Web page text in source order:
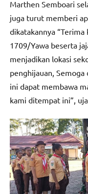
Marthen Semboari
juga turut memberi
dikatakannya “Terima
1709/Yawa beserta
menjadikan lokasi
penghijauan, Semoga
ini dapat membawa
kami ditempat ini”,